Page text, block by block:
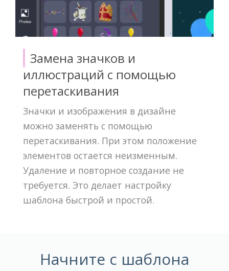
Замена значков и
иллюстраций с помощью
перетаскивания
Значки и изображения в дизайне
можно заменять с помощью
перетаскивания. При этом положение
элементов остается неизменным.
Удаление и повторное создание не
требуется. Это делает настройку
шаблона быстрой и простой.
Начните с шаблона